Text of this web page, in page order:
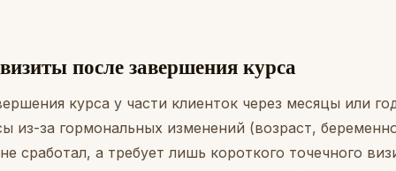
после завершения курса
курса у части клиенток через месяцы или
из-за гормональных изменений (возраст,
сработал, а требует лишь короткого точечного